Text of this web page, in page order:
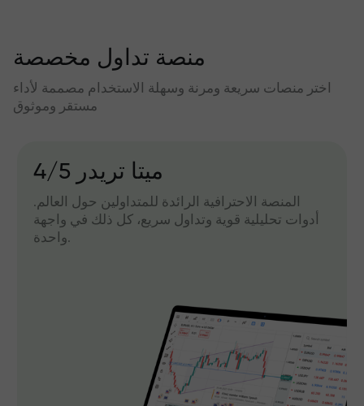
منصة تداول مخصصة
اختر منصات سريعة ومرنة وسهلة الاستخدام مصممة لأداء
مستقر وموثوق
میتا تریدر 4/5
المنصة الاحترافية الرائدة للمتداولين حول العالم.
أدوات تحليلية قوية وتداول سريع، كل ذلك في واجهة
واحدة.